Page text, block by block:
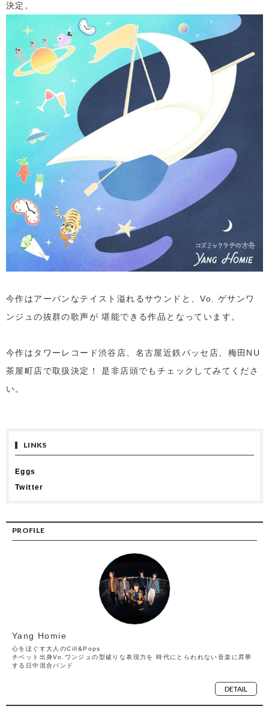
決定。
今作はアーバンなテイスト溢れるサウンドと、Vo. ゲサンワ
ンジュの抜群の歌声が 堪能できる作品となっています。
今作はタワーレコード渋谷店、名古屋近鉄パッセ店、梅田NU
茶屋町店で取扱決定！ 是非店頭でもチェックしてみてくださ
い。
LINKS
Eggs
Twitter
PROFILE
Yang Homie
心をほぐす大人のCill&Pops
チベット出身Vo.ワンジュの型破りな表現力を 時代にとらわれない音楽に昇華
する日中混合バンド
DETAIL